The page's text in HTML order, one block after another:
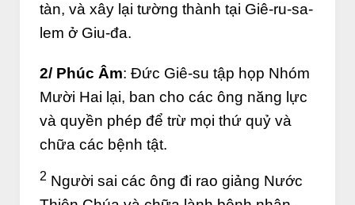
tàn, và xây lại tường thành tại Giê-ru-sa-
lem ở Giu-đa.
2/ Phúc Âm: Đức Giê-su tập họp Nhóm
Mười Hai lại, ban cho các ông năng lực
và quyền phép để trừ mọi thứ quỷ và
chữa các bệnh tật.
2 Người sai các ông đi rao giảng Nước